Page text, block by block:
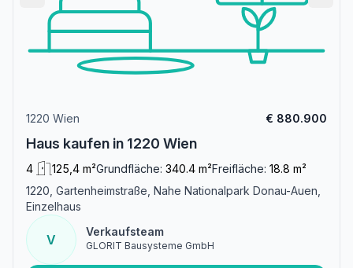
1220 Wien € 880.900
Haus kaufen in 1220 Wien
4 125,4 m²Grundfläche: 340.4 m²Freifläche: 18.8 m²
1220, Gartenheimstraße, Nahe Nationalpark Donau-Auen,
Einzelhaus
V
Verkaufsteam
GLORIT Bausysteme GmbH